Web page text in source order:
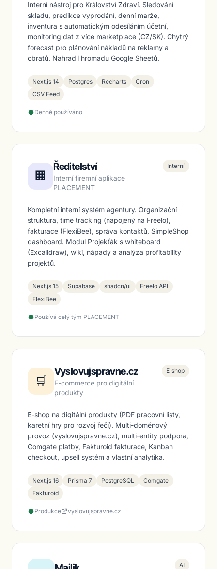
Interní nástroj pro Království Zdraví. Sledování
skladu, predikce vyprodání, denní marže,
inventura s automatickým odesíláním účetní,
monitoring dat z více marketplace (CZ/SK). Chytrý
forecast pro plánování nákladů na reklamy a
obratů. Nahradil hromadu Google Sheetů.
Next.js 14 Postgres Recharts
Cron
CSV Feed
Denně používáno
🏢
Ředitelství
Interní firemní aplikace
PLACEMENT
Interní
Kompletní interní systém agentury. Organizační
struktura, time tracking (napojený na Freelo),
fakturace (FlexiBee), správa kontaktů, SimpleShop
dashboard. Modul Projekťák s whiteboard
(Excalidraw), wiki, nápady a analýza profitability
projektů.
Next.js 15 Supabase shadcn/ui
Freelo API
FlexiBee
Používá celý tým PLACEMENT
🛒
Vyslovujspravne.cz
E-commerce pro digitální
produkty
E‑shop
E-shop na digitální produkty (PDF pracovní listy,
karetní hry pro rozvoj řeči). Multi-doménový
provoz (vyslovujspravne.cz), multi-entity podpora,
Comgate platby, Fakturoid fakturace, Kanban
checkout, upsell systém a vlastní analytika.
Next.js 16 Prisma 7 PostgreSQL
Comgate
Fakturoid
Produkce vyslovujspravne.cz
AI